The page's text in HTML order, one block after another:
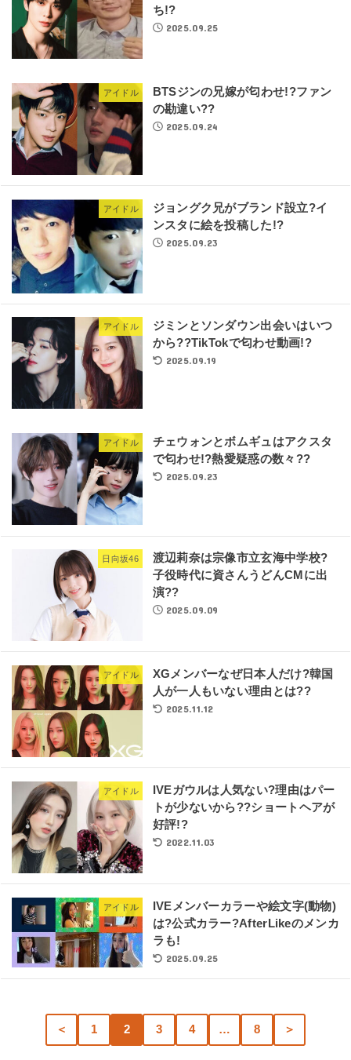
ち!?
2025.09.25
アイドル
BTSジンの兄嫁が匂わせ!?ファン
の勘違い??
2025.09.24
アイドル
ジョングク兄がブランド設立?イ
ンスタに絵を投稿した!?
2025.09.23
アイドル
ジミンとソンダウン出会いはいつ
から??TikTokで匂わせ動画!?
2025.09.19
アイドル
チェウォンとボムギュはアクスタ
で匂わせ!?熱愛疑惑の数々??
2025.09.23
日向坂46
渡辺莉奈は宗像市立玄海中学校?
子役時代に資さんうどんCMに出
演??
2025.09.09
アイドル
XGメンバーなぜ日本人だけ?韓国
人が一人もいない理由とは??
2025.11.12
アイドル
IVEガウルは人気ない?理由はパー
トが少ないから??ショートヘアが
好評!?
2022.11.03
アイドル
IVEメンバーカラーや絵文字(動物)
は?公式カラー?AfterLikeのメンカ
ラも!
2025.09.25
＜ 1 2 3 4 … 8 ＞